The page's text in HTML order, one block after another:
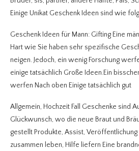
Einige Unikat Geschenk Ideen sind wie
Geschenk Ideen für Mann: Gifting Eine
Hart wie Sie haben sehr spezifische
neigen. Jedoch, ein wenig Forschung
einige tatsächlich Große Ideen.Ein
werfen Nach oben Einige tatsächlich gut
Allgemein, Hochzeit Fall Geschenke sind
Glückwunsch, wo die neue Braut und
gestellt Produkte, Assist, Veröffentlichung
zusammen leben, Hilfe liefern Eine